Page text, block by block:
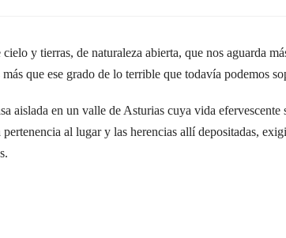
y tierras, de naturaleza abierta, que nos aguarda
que ese grado de lo terrible que todavía podemos
aislada en un valle de Asturias cuya vida
al lugar y las herencias allí depositadas,